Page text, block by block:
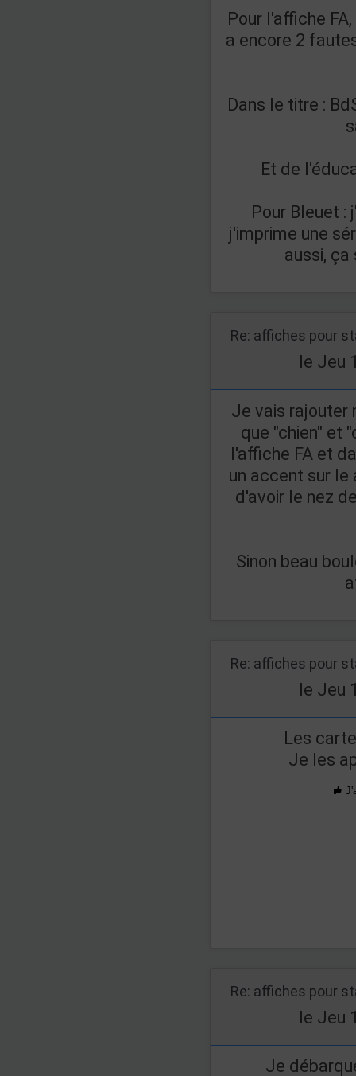
Pour l'affiche
a encore 2
Dans le titre :
Et de
Pour Bleuet :
j'imprime une
aussi,
Re: affiches pour
le Jeu
Je vais rajouter
que "chien" et
l'affiche FA et
un accent sur le
d'avoir le nez
Sinon beau
Re: affiches pour
le Jeu
Les
Je les
Re: affiches pour
le Jeu
Je